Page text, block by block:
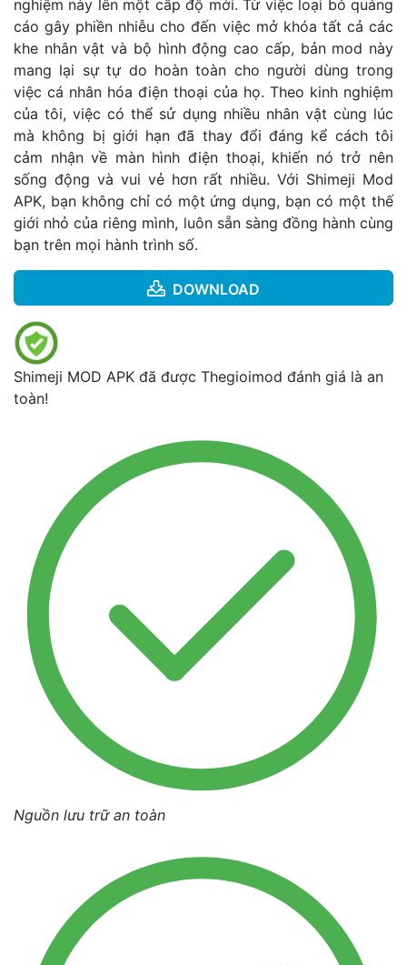
nghiệm này lên một cấp độ mới. Từ việc loại bỏ quảng
cáo gây phiền nhiễu cho đến việc mở khóa tất cả các
khe nhân vật và bộ hình động cao cấp, bản mod này
mang lại sự tự do hoàn toàn cho người dùng trong
việc cá nhân hóa điện thoại của họ. Theo kinh nghiệm
của tôi, việc có thể sử dụng nhiều nhân vật cùng lúc
mà không bị giới hạn đã thay đổi đáng kể cách tôi
cảm nhận về màn hình điện thoại, khiến nó trở nên
sống động và vui vẻ hơn rất nhiều. Với Shimeji Mod
APK, bạn không chỉ có một ứng dụng, bạn có một thế
giới nhỏ của riêng mình, luôn sẵn sàng đồng hành cùng
bạn trên mọi hành trình số.
DOWNLOAD
Shimeji MOD APK đã được Thegioimod đánh giá là an
toàn!
Nguồn lưu trữ an toàn